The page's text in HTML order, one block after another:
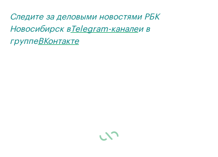
Следите за деловыми новостями РБК
Новосибирск вTelegram-каналеи в
группеВКонтакте